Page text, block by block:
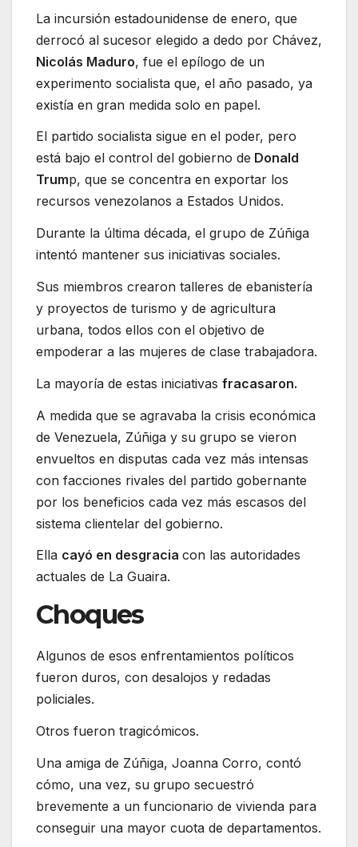
La incursión estadounidense de enero, que
derrocó al sucesor elegido a dedo por Chávez,
Nicolás Maduro, fue el epílogo de un
experimento socialista que, el año pasado, ya
existía en gran medida solo en papel.
El partido socialista sigue en el poder, pero
está bajo el control del gobierno de Donald
Trump, que se concentra en exportar los
recursos venezolanos a Estados Unidos.
Durante la última década, el grupo de Zúñiga
intentó mantener sus iniciativas sociales.
Sus miembros crearon talleres de ebanistería
y proyectos de turismo y de agricultura
urbana, todos ellos con el objetivo de
empoderar a las mujeres de clase trabajadora.
La mayoría de estas iniciativas fracasaron.
A medida que se agravaba la crisis económica
de Venezuela, Zúñiga y su grupo se vieron
envueltos en disputas cada vez más intensas
con facciones rivales del partido gobernante
por los beneficios cada vez más escasos del
sistema clientelar del gobierno.
Ella cayó en desgracia con las autoridades
actuales de La Guaira.
Choques
Algunos de esos enfrentamientos políticos
fueron duros, con desalojos y redadas
policiales.
Otros fueron tragicómicos.
Una amiga de Zúñiga, Joanna Corro, contó
cómo, una vez, su grupo secuestró
brevemente a un funcionario de vivienda para
conseguir una mayor cuota de departamentos.